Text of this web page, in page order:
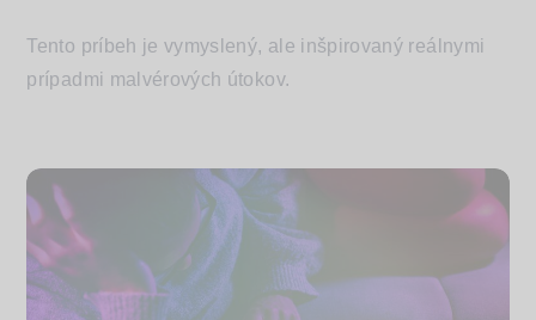
Tento príbeh je vymyslený, ale inšpirovaný reálnymi
prípadmi malvérových útokov.